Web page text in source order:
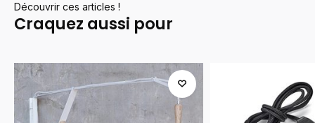
Découvrir ces articles !
Craquez aussi pour